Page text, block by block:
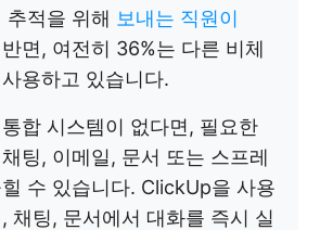
추적을 위해 보내는 직원이
반면, 여전히 36%는 다른 비체
용하고 있습니다.
합 시스템이 없다면, 필요한
팅, 이메일, 문서 또는 스프레
수 있습니다. ClickUp을 사용
채팅, 문서에서 대화를 즉시 실